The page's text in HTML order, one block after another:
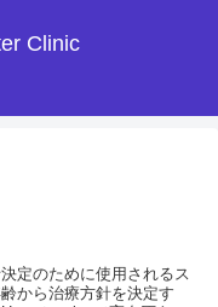
Clinic
定のために使用されるス
から治療方針を決定す